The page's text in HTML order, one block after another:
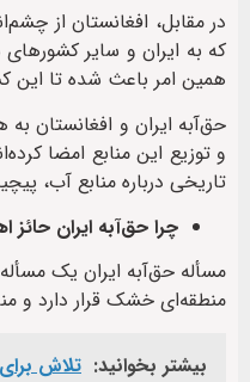
در مقابل، افغانستان از
که به ایران و سایر
همین امر باعث شده تا این
حق‌آبه ایران و افغانستان
و توزیع این منابع امضا
تاریخی درباره منابع آب،
چرا حق‌آبه ایران
مسأله حق‌آبه ایران یک
منطقه‌ای خشک قرار دارد و
بیشتر بخوانید: تلاش برای از سرگیری